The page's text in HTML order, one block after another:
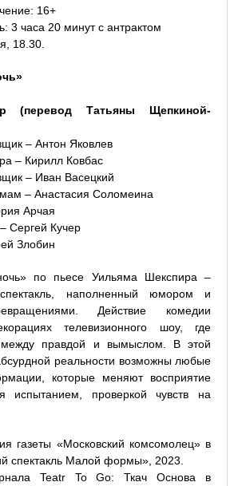
16+
3 часа 20 минут с антрактом
18.30.
(перевод Татьяны Щепкиной-
– Антон Яковлев
– Кирилл Ковбас
– Иван Васецкий
– Анастасия Соломеина
Арчая
Сергей Кучер
Злобин
по пьесе Уильяма Шекспира –
наполненный юмором и
Действие комедии
телевизионного шоу, где
между правдой и вымыслом. В этой
реальности возможны любые
которые меняют восприятие
испытанием, проверкой чувств на
газеты «Московский комсомолец» в
спектакль Малой формы», 2023.
Teatr To Go: Ткач Основа в